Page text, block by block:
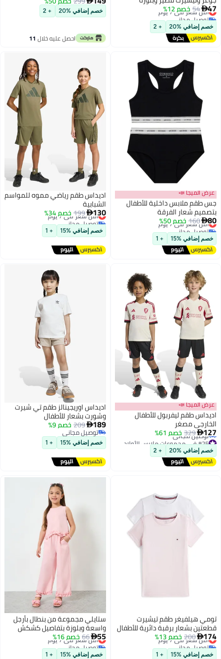
مطبوعة
47
54خصم 12%
أقل سعر في 7 يوم
توصيل مجاني
أقل سعر في 7 يوم
خصم إضافي %20 + 2
خصم إضافي %20 + 2
احصل عليه خلال 11
عرض الميجا 📣
جس طقم ملابس داخلية للأطفال
بتصميم شعار الفرقة
80
160خصم 50%
أقل سعر في 7 يوم
توصيل مجاني
أقل سعر في 7 يوم
خصم إضافي %15 + 1
اديداس طقم رياضي مموه للمواسم
الشبابية
130
199 خصم 34%
أقل سعر في 7 يوم
توصيل مجاني
أقل سعر في 7 يوم
خصم إضافي %15 + 1
عرض الميجا 📣
اديداس طقم ليفربول للأطفال
الخارجي مصغر
127
329خصم 61%
#25 في مجموعات ملابس الأولاد
أقل سعر في السنة
توصيل مجاني
#25 في مجموعات ملابس الأولاد
خصم إضافي %20 + 2
اديداس اوريجينالز طقم تي شيرت
وشورت بشعار للأطفال
189
209 خصم 9%
توصيل مجاني
توصيل مجاني
خصم إضافي %15 + 1
تومي هيلفيغر طقم تيشيرت
قطعتين بشعار برقبة دائرية للأطفال
174
200 خصم 13%
أقل سعر في 7 يوم
توصيل مجاني
أقل سعر في 7 يوم
خصم إضافي %15 + 1
ستايلي مجموعة من بنطال بأرجل
واسعة وبلوزة بتفاصيل كشكش
بناتي
55
66خصم 16%
أقل سعر في 7 يوم
توصيل مجاني
أقل سعر في 7 يوم
خصم إضافي %15 + 1